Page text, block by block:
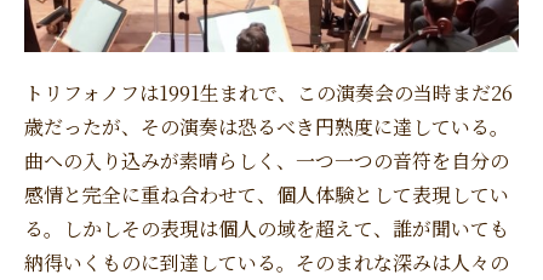
トリフォノフは1991生まれで、この演奏会の当時まだ26
歳だったが、その演奏は恐るべき円熟度に達している。
曲への入り込みが素晴らしく、一つ一つの音符を自分の
感情と完全に重ね合わせて、個人体験として表現してい
る。しかしその表現は個人の域を超えて、誰が聞いても
納得いくものに到達している。そのまれな深みは人々の